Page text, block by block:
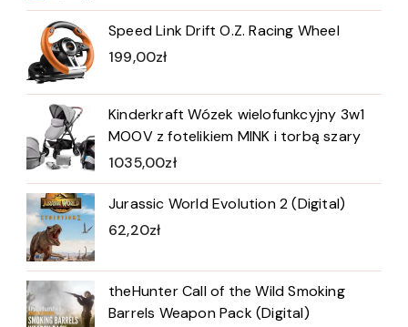
Speed Link Drift O.Z. Racing Wheel
199,00zł
Kinderkraft Wózek wielofunkcyjny 3w1
MOOV z fotelikiem MINK i torbą szary
1035,00zł
Jurassic World Evolution 2 (Digital)
62,20zł
theHunter Call of the Wild Smoking
Barrels Weapon Pack (Digital)